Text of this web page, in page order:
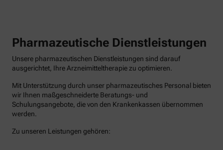
Pharmazeutische Dienstleistungen
Unsere pharmazeutischen Dienstleistungen sind darauf
ausgerichtet, Ihre Arzneimitteltherapie zu optimieren.
Mit Unterstützung durch unser pharmazeutisches Personal bieten
wir Ihnen maßgeschneiderte Beratungs- und
Schulungsangebote, die von den Krankenkassen übernommen
werden.
Zu unseren Leistungen gehören: